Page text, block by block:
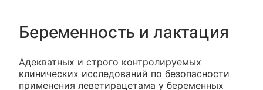
Беременность и лактация
Адекватных и строго контролируемых
клинических исследований по безопасности
применения леветирацетама у беременных